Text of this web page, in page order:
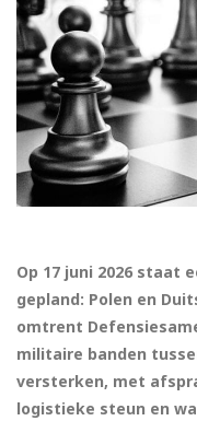
Op 17 juni 2026 staat
gepland: Polen en
omtrent
militaire banden
versterken, met
logistieke steun en